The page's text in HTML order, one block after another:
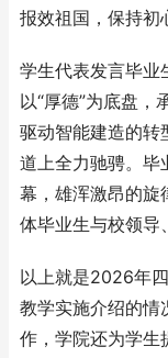
报效祖国，保持初
学生代表发言毕业
以“厚德”为底盘，
驱动智能建造的转
道上全力驰骋。毕
幕，雄浑激昂的旋
体毕业生与校领导
以上就是2026年
教学实施介绍的情
作，学院还为学生